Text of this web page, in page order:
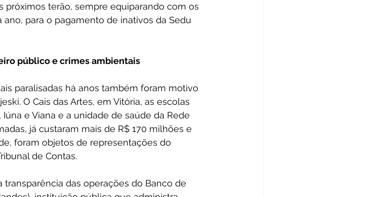
próximos terão, sempre equiparando com os
para o pagamento de inativos da Sedu
público e crimes ambientais
paralisadas há anos também foram motivo
O Cais das Artes, em Vitória, as escolas
e Viana e a unidade de saúde da Rede
já custaram mais de R$ 170 milhões e
foram objetos de representações do
de Contas.
das operações do Banco de